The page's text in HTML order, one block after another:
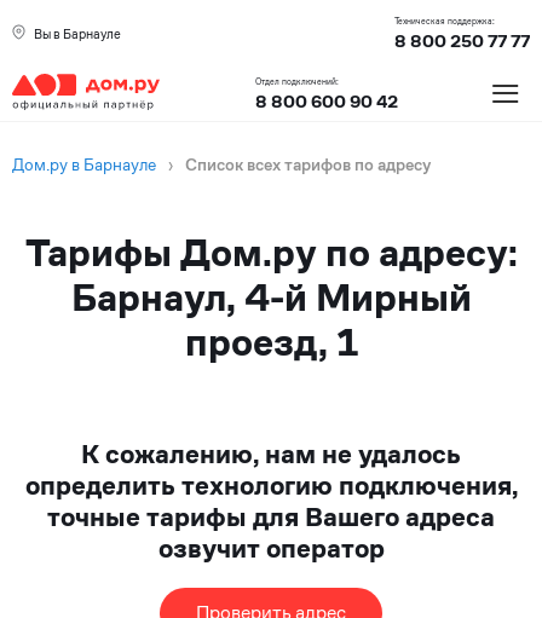
Вы в Барнауле
Техническая поддержка:
8 800 250 77 77
Отдел подключений:
8 800 600 90 42 ≡
Дом.ру в Барнауле › Список всех тарифов по адресу
Тарифы Дом.ру по адресу:
Барнаул, 4-й Мирный
проезд, 1
К сожалению, нам не удалось
определить технологию подключения,
точные тарифы для Вашего адреса
озвучит оператор
Проверить адрес